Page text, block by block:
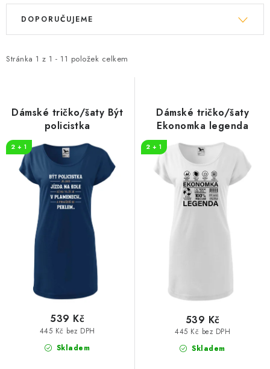
V
i
d
Stránka 1 z 1 - 11 položek celkem
Ř
e
p
o
DOPORUČUJEME
Dámské tričko/šaty Být
policistka
2 + 1
Skladem
445 Kč bez DPH
539 Kč
Dámské tričko/šaty
Ekonomka legenda
2 + 1
Skladem
445 Kč bez DPH
539 Kč